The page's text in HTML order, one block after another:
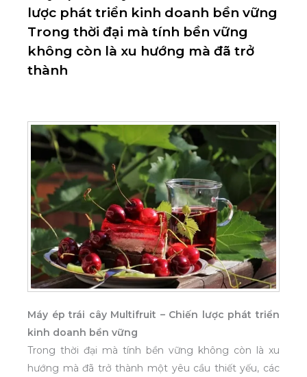
lược phát triển kinh doanh bền vững
Trong thời đại mà tính bền vững
không còn là xu hướng mà đã trở
thành
Máy ép trái cây Multifruit – Chiến lược phát triển
kinh doanh bền vững
Trong thời đại mà tính bền vững không còn là xu
hướng mà đã trở thành một yêu cầu thiết yếu, các